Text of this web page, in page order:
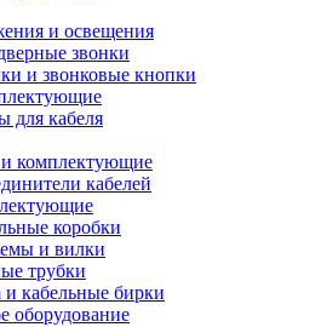
и освещения
звонки
и звонковые кнопки
для кабеля
и комплектующие
кабелей
коробки
и вилки
трубки
кабельные бирки
оборудование